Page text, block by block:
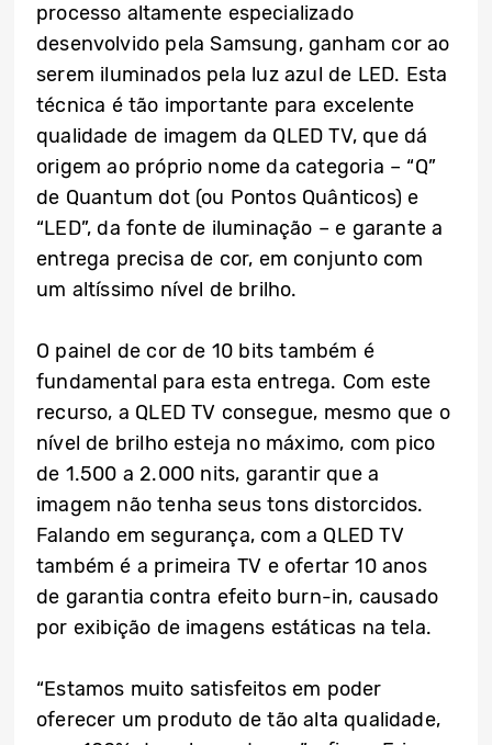
processo altamente especializado
desenvolvido pela Samsung, ganham cor ao
serem iluminados pela luz azul de LED. Esta
técnica é tão importante para excelente
qualidade de imagem da QLED TV, que dá
origem ao próprio nome da categoria – “Q”
de Quantum dot (ou Pontos Quânticos) e
“LED”, da fonte de iluminação – e garante a
entrega precisa de cor, em conjunto com
um altíssimo nível de brilho.
O painel de cor de 10 bits também é
fundamental para esta entrega. Com este
recurso, a QLED TV consegue, mesmo que o
nível de brilho esteja no máximo, com pico
de 1.500 a 2.000 nits, garantir que a
imagem não tenha seus tons distorcidos.
Falando em segurança, com a QLED TV
também é a primeira TV e ofertar 10 anos
de garantia contra efeito burn-in, causado
por exibição de imagens estáticas na tela.
“Estamos muito satisfeitos em poder
oferecer um produto de tão alta qualidade,